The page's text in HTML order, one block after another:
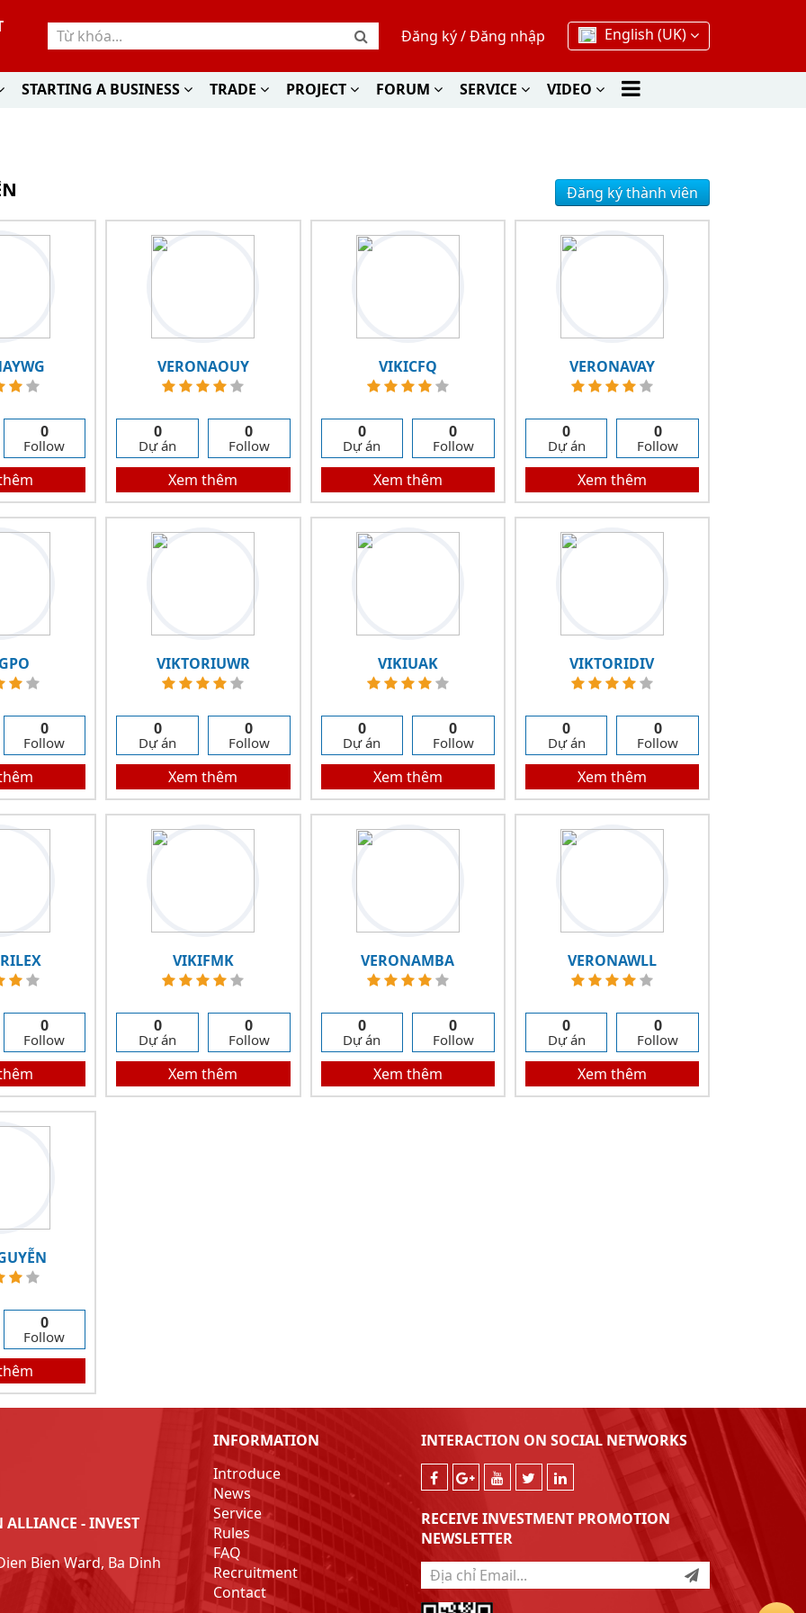
Đăng ký/Đăng nhập English (UK)
STARTING A BUSINESS TRADE PROJECT FORUM SERVICE
VIDEO
Đăng ký thành viên
0
Follow
VERONAOUY
0
Dự án
0
Follow
Xem thêm
VIKICFQ
0
Dự án
0
Follow
Xem thêm
VERONAVAY
0
Dự án
0
Follow
Xem thêm
0
Follow
VIKTORIUWR
0
Dự án
0
Follow
Xem thêm
VIKIUAK
0
Dự án
0
Follow
Xem thêm
VIKTORIDIV
0
Dự án
0
Follow
Xem thêm
0
Follow
VIKIFMK
0
Dự án
0
Follow
Xem thêm
VERONAMBA
0
Dự án
0
Follow
Xem thêm
VERONAWLL
0
Dự án
0
Follow
Xem thêm
0
Follow
- INVEST
Bien Ward, Ba Dinh
INFORMATION
Introduce
News
Service
Rules
FAQ
Recruitment
Contact
INTERACTION ON SOCIAL NETWORKS
RECEIVE INVESTMENT PROMOTION
NEWSLETTER